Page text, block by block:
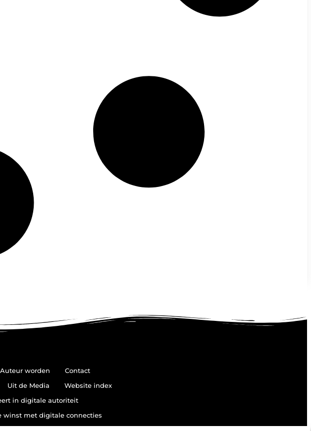
Auteur worden
Contact
Uit de Media
Website index
in digitale autoriteit
winst met digitale connecties